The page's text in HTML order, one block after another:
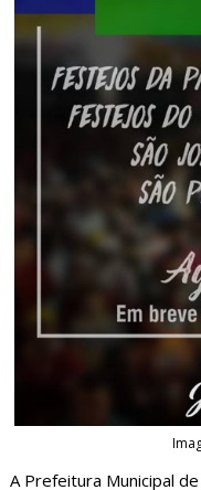
A Prefeitura Municipal